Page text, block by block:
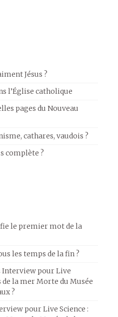
Jésus ?
l’Église catholique
pages du Nouveau
cathares, vaudois ?
complète ?
le premier mot de la
les temps de la fin ?
Interview pour Live
de la mer Morte du Musée
?
pour Live Science :